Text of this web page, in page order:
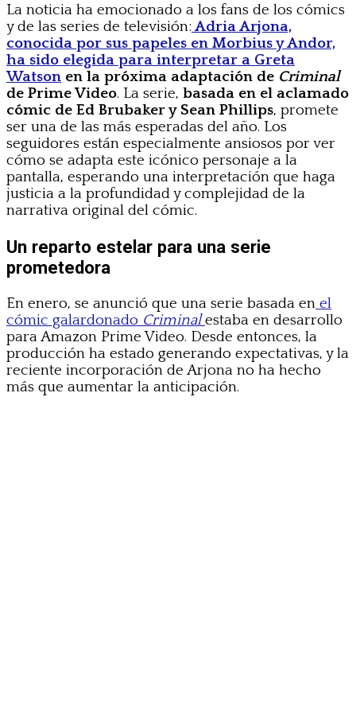
La noticia ha emocionado a los fans de los cómics
y de las series de televisión: Adria Arjona,
conocida por sus papeles en Morbius y Andor,
ha sido elegida para interpretar a Greta
Watson en la próxima adaptación de Criminal
de Prime Video. La serie, basada en el aclamado
cómic de Ed Brubaker y Sean Phillips, promete
ser una de las más esperadas del año. Los
seguidores están especialmente ansiosos por ver
cómo se adapta este icónico personaje a la
pantalla, esperando una interpretación que haga
justicia a la profundidad y complejidad de la
narrativa original del cómic.
Un reparto estelar para una serie
prometedora
En enero, se anunció que una serie basada en el
cómic galardonado Criminal estaba en desarrollo
para Amazon Prime Video. Desde entonces, la
producción ha estado generando expectativas, y la
reciente incorporación de Arjona no ha hecho
más que aumentar la anticipación.